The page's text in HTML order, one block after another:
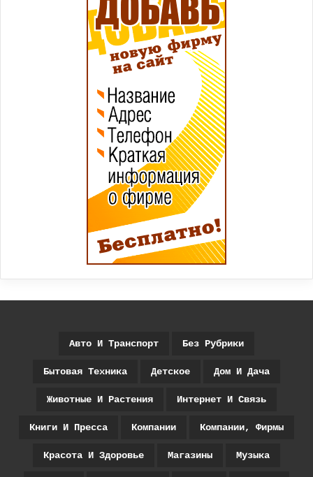
Авто И Транспорт Без Рубрики
Бытовая Техника Детское Дом И Дача
Животные И Растения Интернет И Связь
Книги И Пресса Компании Компании, Фирмы
Красота И Здоровье Магазины Музыка